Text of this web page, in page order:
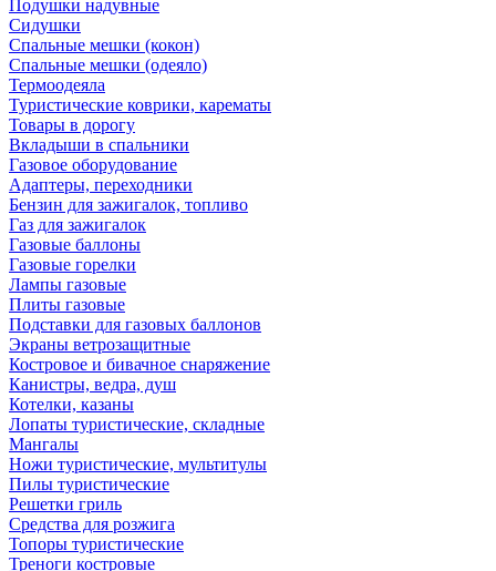
Подушки надувные
Сидушки
Спальные мешки (кокон)
Спальные мешки (одеяло)
Термоодеяла
Туристические коврики, карематы
Товары в дорогу
Вкладыши в спальники
Газовое оборудование
Адаптеры, переходники
Бензин для зажигалок, топливо
Газ для зажигалок
Газовые баллоны
Газовые горелки
Лампы газовые
Плиты газовые
Подставки для газовых баллонов
Экраны ветрозащитные
Костровое и бивачное снаряжение
Канистры, ведра, душ
Котелки, казаны
Лопаты туристические, складные
Мангалы
Ножи туристические, мультитулы
Пилы туристические
Решетки гриль
Средства для розжига
Топоры туристические
Треноги костровые